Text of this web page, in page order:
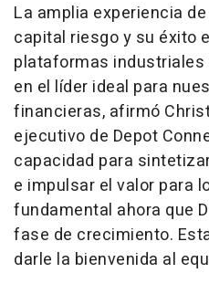
La amplia experiencia
capital riesgo y su éxito
plataformas
en el líder ideal para
financieras, afirmó
ejecutivo de Depot
capacidad para
e impulsar el valor para
fundamental ahora que
fase de crecimiento.
darle la bienvenida al